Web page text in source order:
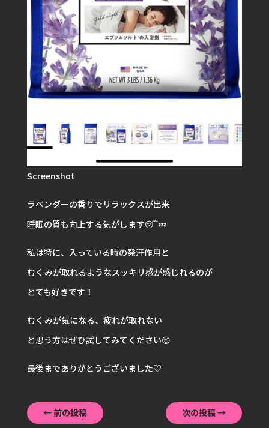
Screenshot
ラベンダーの香りでリラックスが出来
睡眠の質も向上する気がします😴💤
私は特に、入っている時の発汗作用と
むくみが取れるようなスッキリ感が感じれるのが
とても好きです！
むくみが気になる、疲れが取れない
と思う方はぜひ試してみてください😊
最後までありがとうございました♡
← 前の投稿 次の投稿→